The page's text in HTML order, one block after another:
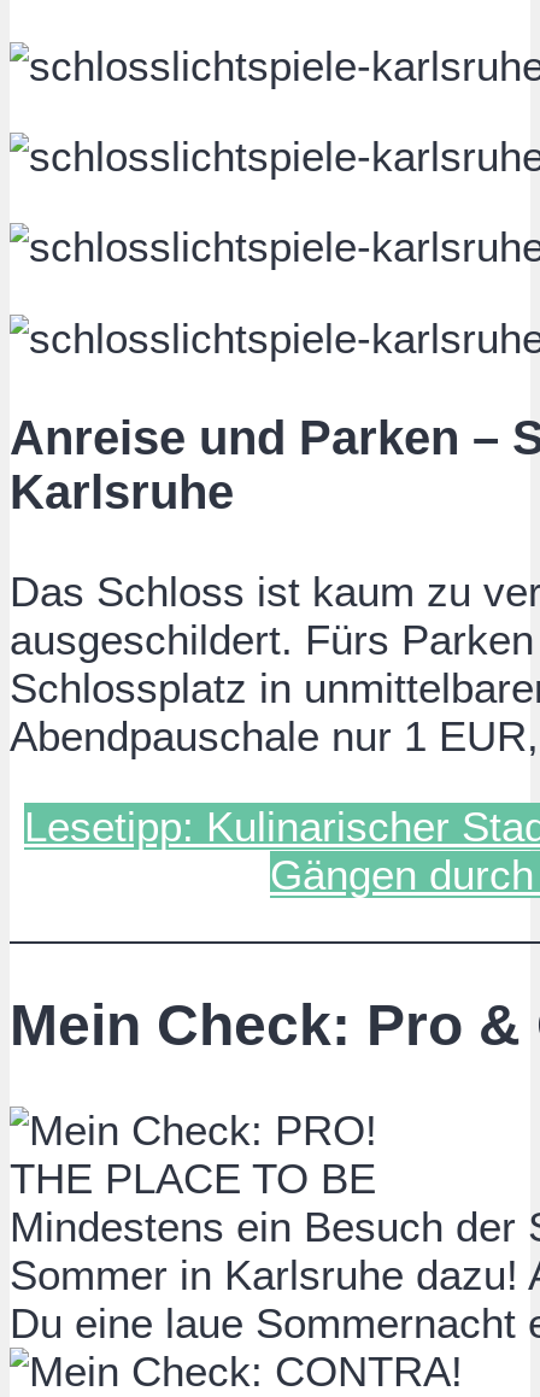
Anreise und Parken –
Karlsruhe
Das Schloss ist kaum zu
ausgeschildert. Fürs
Schlossplatz in
Abendpauschale nur 1
Lesetipp: Kulinarischer
Gängen
Mein Check: Pro &
THE PLACE TO BE
Mindestens ein Besuch der
Sommer in Karlsruhe dazu!
Du eine laue